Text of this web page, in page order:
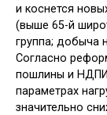
и коснется
(выше 65-й
группа; добыча
Согласно
пошлины и
параметрах
значительно